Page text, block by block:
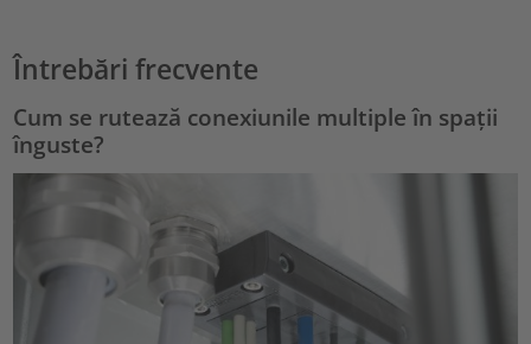
Întrebări frecvente
Cum se rutează conexiunile multiple în spații
înguste?